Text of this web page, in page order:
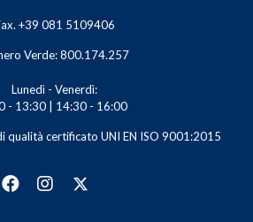
+39 081 5109406
Verde: 800.174.257
Lunedì - Venerdì:
- 13:30 | 14:30 - 16:00
qualità certificato UNI EN ISO 9001:2015